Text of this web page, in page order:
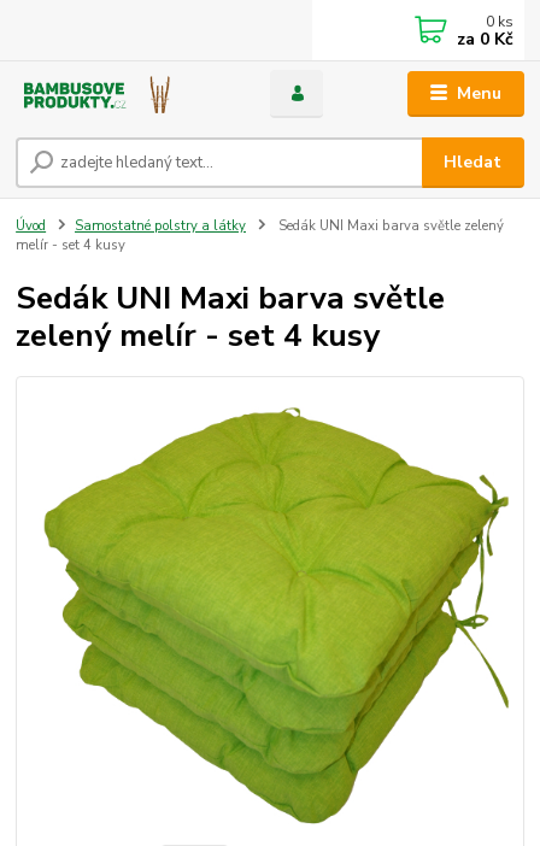
Menu
Hledat
0 ks
za 0 Kč
Úvod Samostatné polstry a látky
Sedák UNI Maxi barva světle zelený
melír - set 4 kusy
Sedák UNI Maxi barva světle
zelený melír - set 4 kusy